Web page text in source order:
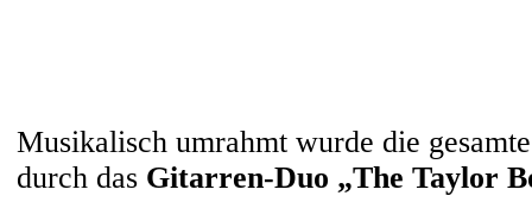
Musikalisch umrahmt wurde die
durch das Gitarren-Duo „The Taylor